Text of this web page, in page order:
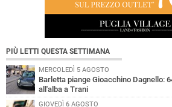
PIÙ LETTI QUESTA SETTIMANA
MERCOLEDÌ 5 AGOSTO
Barletta piange Gioacchino Dagnello:
all'alba a Trani
GIOVEDÌ 6 AGOSTO